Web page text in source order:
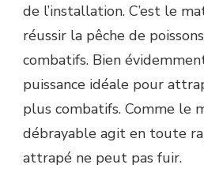
de l’installation. C’est le
réussir la pêche de
combatifs. Bien
puissance idéale pour
plus combatifs. Comme le
débrayable agit en toute
attrapé ne peut pas fuir.